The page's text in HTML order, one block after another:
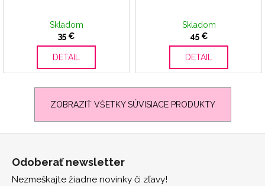
Skladom
35 €
DETAIL
Skladom
45 €
DETAIL
ZOBRAZIŤ VŠETKY SÚVISIACE PRODUKTY
Odoberať newsletter
Nezmeškajte žiadne novinky či zľavy!